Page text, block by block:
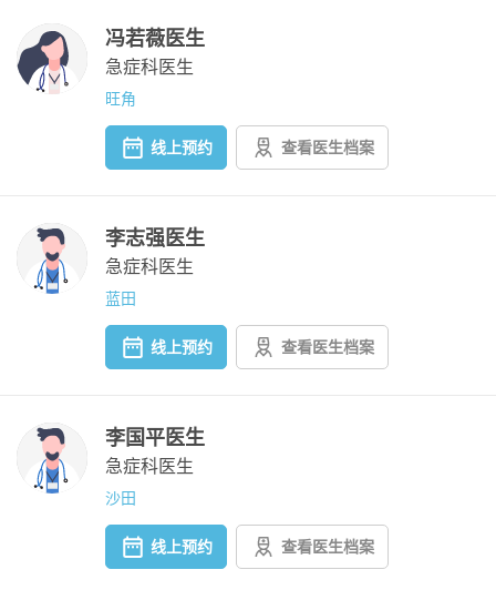
冯若薇医生
急症科医生
旺角
线上预约 查看医生档案
李志强医生
急症科医生
蓝田
线上预约 查看医生档案
李国平医生
急症科医生
沙田
线上预约 查看医生档案